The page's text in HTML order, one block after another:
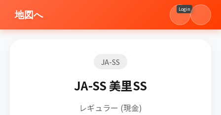
地図へ Login
JA-SS
JA-SS 美里SS
レギュラー (現金)